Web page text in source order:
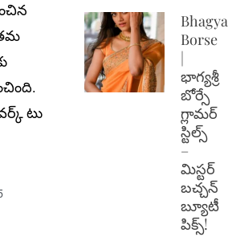
టు
Borse
|
భాగ్యశ్రీ
బోర్సే
గ్లామర్
స్టిల్స్
–
మిస్టర్
బచ్చన్
బ్యూటీ
పిక్స్!